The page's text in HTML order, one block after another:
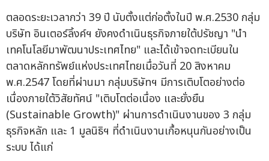
ตลอดระยะเวลากว่า 39 ปี นับตั้งแต่ก่อตั้งในปี พ.ศ.2530 กลุ่ม
บริษัท อินเตอร์ลิ้งค์ฯ ยังคงดำเนินธุรกิจภายใต้ปรัชญา "นำ
เทคโนโลยีมาพัฒนาประเทศไทย" และได้เข้าจดทะเบียนใน
ตลาดหลักทรัพย์แห่งประเทศไทยเมื่อวันที่ 20 สิงหาคม
พ.ศ.2547 โดยที่ผ่านมา กลุ่มบริษัทฯ มีการเติบโตอย่างต่อ
เนื่องภายใต้วิสัยทัศน์ "เติบโตต่อเนื่อง และยั่งยืน
(Sustainable Growth)" ผ่านการดำเนินงานของ 3 กลุ่ม
ธุรกิจหลัก และ 1 มูลนิธิฯ ที่ดำเนินงานเกื้อหนุนกันอย่างเป็น
ระบบ ได้แก่